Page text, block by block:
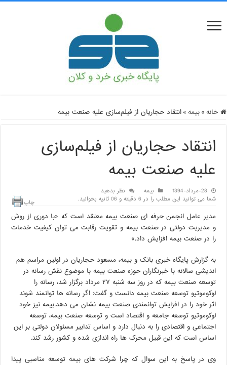
خانه » بیمه » انتقاد حجاریان از فیلم‌سازی علیه صنعت بیمه
انتقاد حجاریان از فیلم‌سازی
علیه صنعت بیمه
28-مرداد-1394 بیمه
نظر بدهید
شما می توانید این مطلب را در 6 دقیقه و 06 ثانیه بخوانید.
چاپ
مدیر عامل انجمن حرفه ای صنعت بیمه معتقد است که «با دوری از روش
و مدیریت دولتی در صنعت بیمه و تقویت رقابت می توان کیفیت خدمات
را در صنعت بیمه افزایش داد.»
به گزارش پایگاه خبری بانک و بیمه، مسعود حجاریان در اولین مراسم هم
اندیشی سالانه با خبرنگاران حوزه صنعت بیمه با موضوع نقش رسانه در
توسعه صنعت بیمه که در روز سه شنبه ۲۷ مرداد برگزار شد، رسانه را
لوکوموتیو توسعه صنعت بیمه دانست و گفت: اگر رسانه ها توانمند شوند
اثر خود را در افزایش توانمندی صنعت بیمه نشان می دهد.بیمه نیز خود
لوکوموتیو توسعه جامعه و اقتصاد است و توسعه صنعت بیمه، توسعه
اجتماعی و اقتصادی را به دنبال دارد و اساس تدابیر مسئولان دولتی بر این
اساس است که این قبیل محرک ها راه اندازی شده و کشور رشد کند.
وی در پاسخ به این سوال که چرا شرکت های بیمه توسعه مناسبی پیدا